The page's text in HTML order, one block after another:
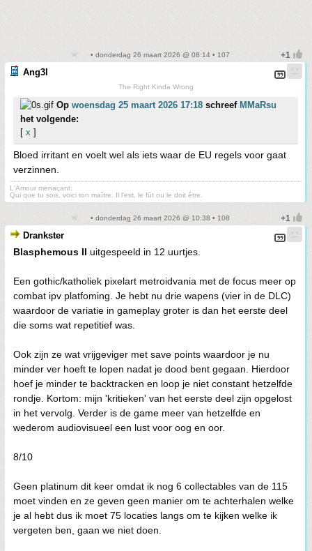
• donderdag 26 maart 2026 @ 08:14 • 107
Ang3l
The Right Kinda Wrong
Op woensdag 25 maart 2026 17:18 schreef MMaRsu
het volgende:
[ x ]
Bloed irritant en voelt wel als iets waar de EU regels voor gaat
verzinnen.
L'Amour menaçant:
Qui que tu sois, voici ton maître. Il l'est, le fût ou le doit être.
• donderdag 26 maart 2026 @ 10:38 • 108
Drankster
Blasphemous II uitgespeeld in 12 uurtjes.
Een gothic/katholiek pixelart metroidvania met de focus meer op
combat ipv platfoming. Je hebt nu drie wapens (vier in de DLC)
waardoor de variatie in gameplay groter is dan het eerste deel
die soms wat repetitief was.
Ook zijn ze wat vrijgeviger met save points waardoor je nu
minder ver hoeft te lopen nadat je dood bent gegaan. Hierdoor
hoef je minder te backtracken en loop je niet constant hetzelfde
rondje. Kortom: mijn 'kritieken' van het eerste deel zijn opgelost
in het vervolg. Verder is de game meer van hetzelfde en
wederom audiovisueel een lust voor oog en oor.
8/10
Geen platinum dit keer omdat ik nog 6 collectables van de 115
moet vinden en ze geven geen manier om te achterhalen welke
je al hebt dus ik moet 75 locaties langs om te kijken welke ik
vergeten ben, gaan we niet doen.